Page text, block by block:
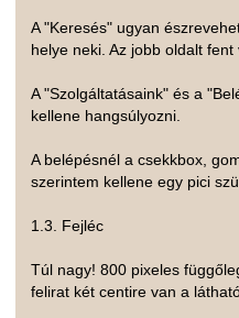
A "Keresés" ugyan
helye neki. Az jobb oldalt
A "Szolgáltatásaink" és a
kellene hangsúlyozni.
A belépésnél a csekkbox,
szerintem kellene egy pici
1.3. Fejléc
Túl nagy! 800 pixeles
felirat két centire van a